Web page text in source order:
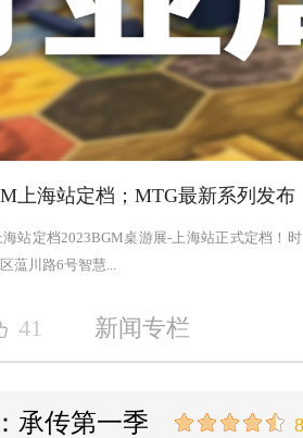
上海站定档；MTG最新系列发布
站定档2023BGM桌游展-上海站正式定档！
蕰川路6号智慧...
41 新闻专栏
承传第一季